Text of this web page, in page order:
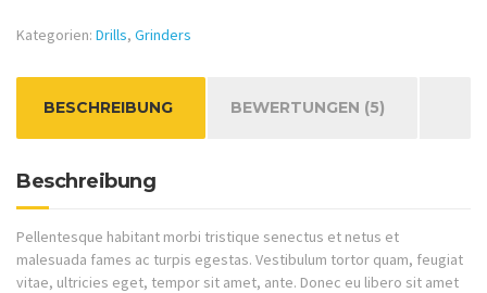
Kategorien: Drills, Grinders
BESCHREIBUNG BEWERTUNGEN (5)
Beschreibung
Pellentesque habitant morbi tristique senectus et netus et
malesuada fames ac turpis egestas. Vestibulum tortor quam, feugiat
vitae, ultricies eget, tempor sit amet, ante. Donec eu libero sit amet